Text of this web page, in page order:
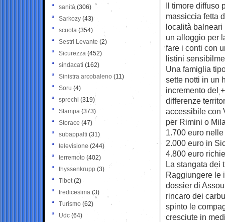
Il timore diffuso
massiccia fetta
località balneari
un alloggio per
fare i conti con
listini
Una famiglia
sette notti in un
incremento del
differenze
accessibile con
per Rimini o
1.700 euro
2.000 euro in
4.800 euro
La stangata dei
Raggiungere le
dossier di
rincaro dei
spinto le
cresciute in
sanità (306)
Sarkozy (43)
scuola (354)
Sestri Levante (2)
Sicurezza (452)
sindacati (162)
Sinistra arcobaleno (11)
Soru (4)
sprechi (319)
Stampa (373)
Storace (47)
subappalti (31)
televisione(244)
terremoto (402)
thyssenkrupp (3)
Tibet(2)
tredicesima (3)
Turismo (62)
Udc (64)